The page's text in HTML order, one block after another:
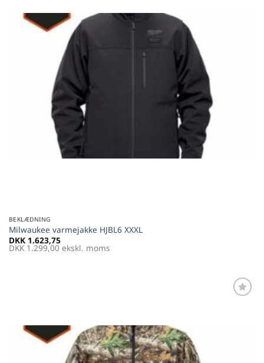
BEKLÆDNING
Milwaukee varmejakke HJBL6 XXXL
DKK 1.623,75
DKK 1.299,00 ekskl. moms